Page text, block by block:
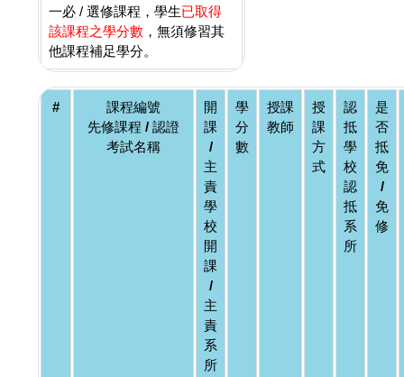
一必 / 選修課程，學生已取得
該課程之學分數 ，無須修習其
他課程補足學分。
#
課程編號
先修課程 / 認證
考試名稱
開
課
/
主
責
學
校
開
課
/
主
責
系
所
學
分
數
授課
教師
授
課
方
式
認
抵
學
校
認
抵
系
所
是
否
抵
免
/
免
修